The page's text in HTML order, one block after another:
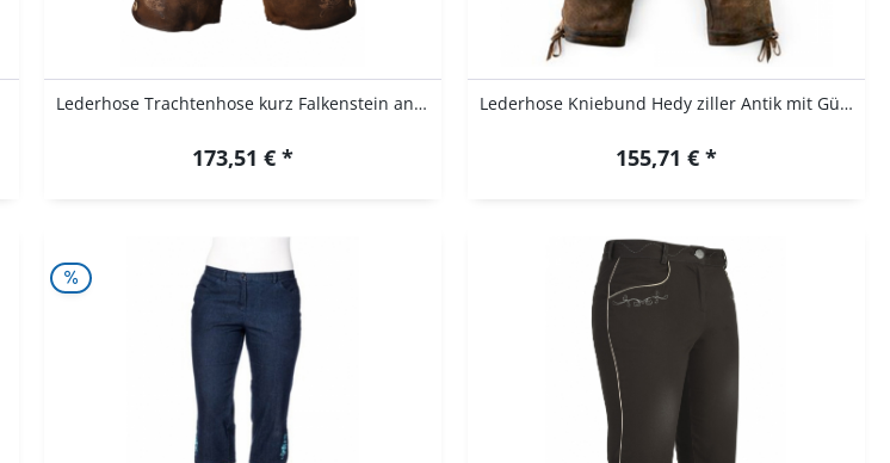
Lederhose Trachtenhose kurz Falkenstein antik...
173,51 € *
Lederhose Kniebund Hedy ziller Antik mit Gürtel...
155,71 € *